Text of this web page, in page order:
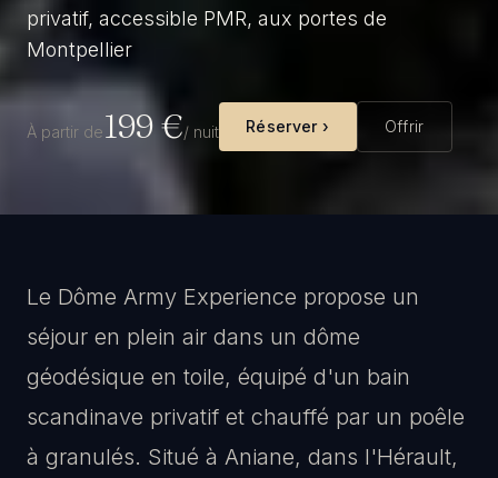
privatif, accessible PMR, aux portes de
Montpellier
À partir de199€/ nuit Réserver › Offrir
Le Dôme Army Experience propose un
séjour en plein air dans un dôme
géodésique en toile, équipé d'un bain
scandinave privatif et chauffé par un poêle
à granulés. Situé à Aniane, dans l'Hérault,